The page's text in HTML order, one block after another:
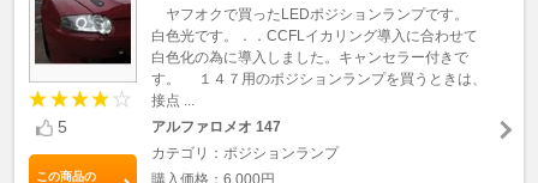
5
この商品の
ヤフオクで買ったLEDポジションランプです。
白色光です。．．CCFLイカリング導入に合わせて
白色化の為に導入しました。キャンセラー付きで
す。 １４７用のポジションランプを買うときは、
接点 ...
アルファロメオ 147
カテゴリ：ポジションランプ